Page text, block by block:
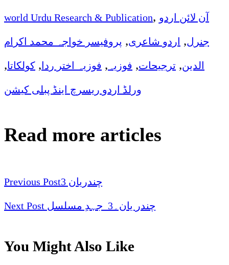
world Urdu Research & Publication, آن لائن اردو
جنرل, اردو شاعری, پروفیسر خواجہ محمد اکرام
الدین, ترجیحات, فوزیہ , فوزیہ اختر ردا , کولکاتا,
ورلڈ اردو ریسرچ اینڈ پبلی کیشن
Read more articles
Previous Post چندریان 3
Next Post چندر یان۔3 جہدِ مسلسل
You Might Also Like